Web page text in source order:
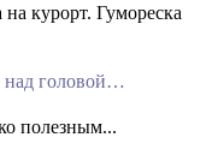
на курорт. Гумореска
над головой…